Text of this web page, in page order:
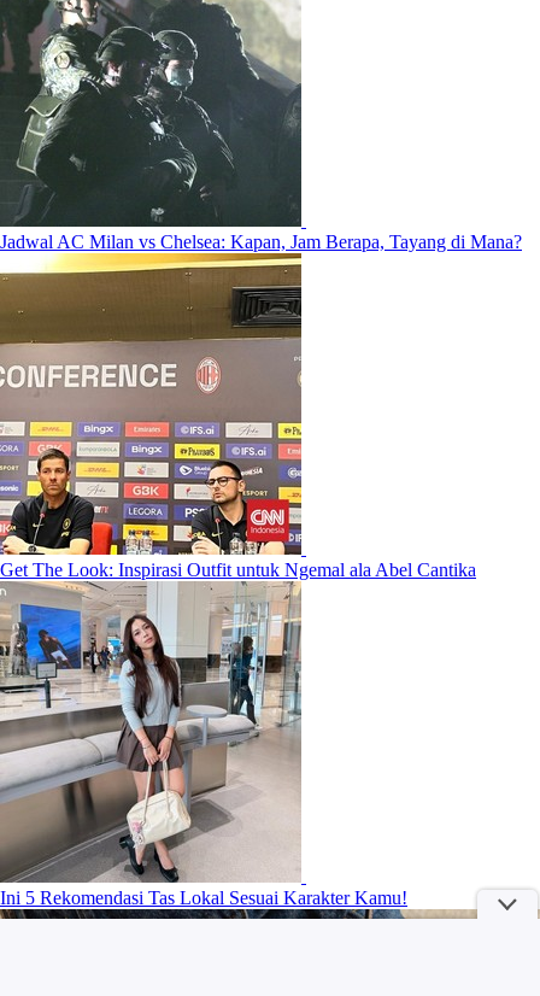
Jadwal AC Milan vs Chelsea: Kapan, Jam Berapa, Tayang di Mana?
Get The Look: Inspirasi Outfit untuk Ngemal ala Abel Cantika
Ini 5 Rekomendasi Tas Lokal Sesuai Karakter Kamu!